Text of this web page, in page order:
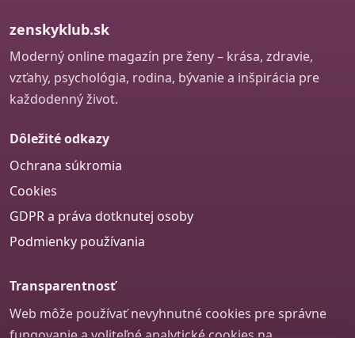
zenskyklub.sk
Moderný online magazín pre ženy – krása, zdravie,
vzťahy, psychológia, rodina, bývanie a inšpirácia pre
každodenný život.
Dôležité odkazy
Ochrana súkromia
Cookies
GDPR a práva dotknutej osoby
Podmienky používania
Transparentnosť
Web môže používať nevyhnutné cookies pre správne